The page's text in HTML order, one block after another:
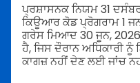
ਪ੍ਰਸ਼ਾਸਨਕ ਨਿਯਮ 31
ਕਿਊਆਰ ਕੋਡ ਪ੍ਰੋਗਰਾਮ 1
ਗਰੇਸ ਮਿਆਦ 30 ਜੂਨ, 2026
ਹੈ, ਜਿਸ ਦੌਰਾਨ ਅਧਿਕਾਰੀ ਨੂੰ
ਕਾਗਜ਼ ਨਹੀਂ ਦੇਣ ਲਈ ਜਾਂਚ